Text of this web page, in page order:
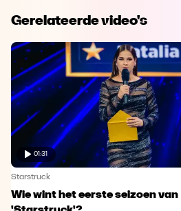
Gerelateerde video's
01:31
Starstruck
Wie wint het eerste seizoen van